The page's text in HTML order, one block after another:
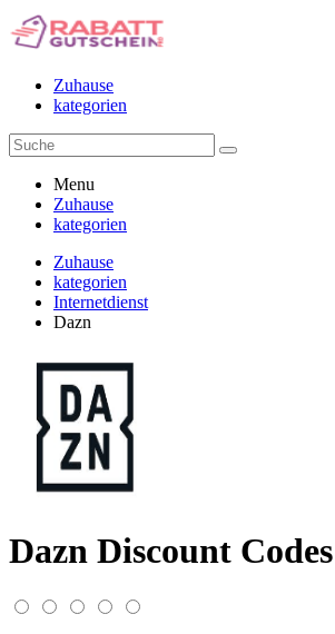
Zuhause
kategorien
Menu
Zuhause
kategorien
Zuhause
kategorien
Internetdienst
Dazn
Dazn Discount Codes